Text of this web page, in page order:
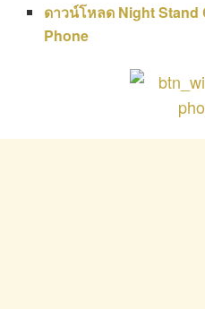
ดาวน์โหลด Night
Phone